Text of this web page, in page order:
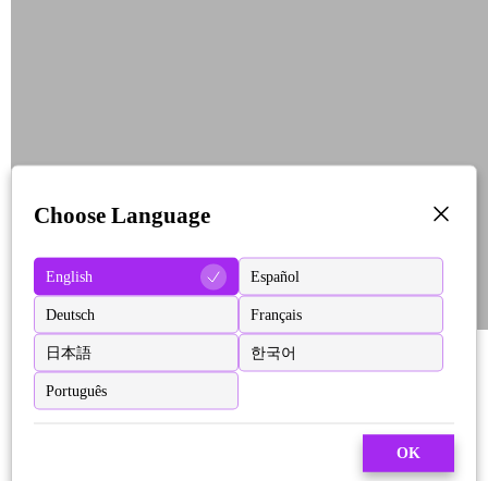
Choose Language
English Español
Deutsch Français
日本語 한국어
Português
OK